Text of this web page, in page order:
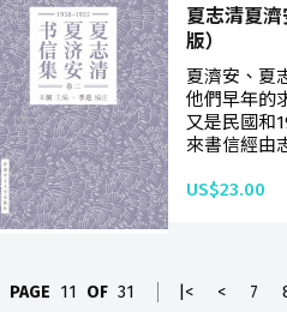
夏志清夏
版）
夏濟安、夏
他們早年的
又是民國和
來書信經由
US$23.00
PAGE 11 OF 31 |< < 7